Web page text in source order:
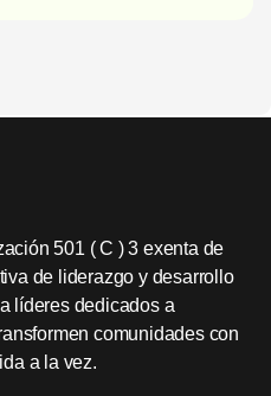
501 ( C ) 3 exenta de
de liderazgo y desarrollo
líderes dedicados a
comunidades con
a la vez.